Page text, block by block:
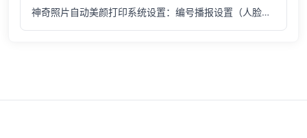
神奇照片自动美颜打印系统设置：编号播报设置（人脸识别后自动播放照片编号）